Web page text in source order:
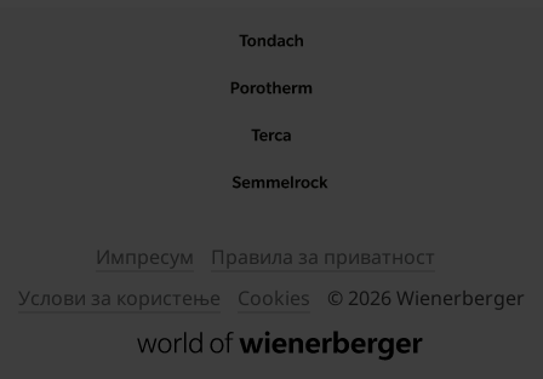
Импресум
Правила за приватност
Услови за користење
Cookies © 2026 Wienerberger